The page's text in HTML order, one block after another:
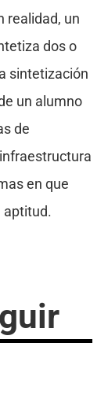
realidad, un
dos o
sintetización
un alumno
de
en que
aptitud.